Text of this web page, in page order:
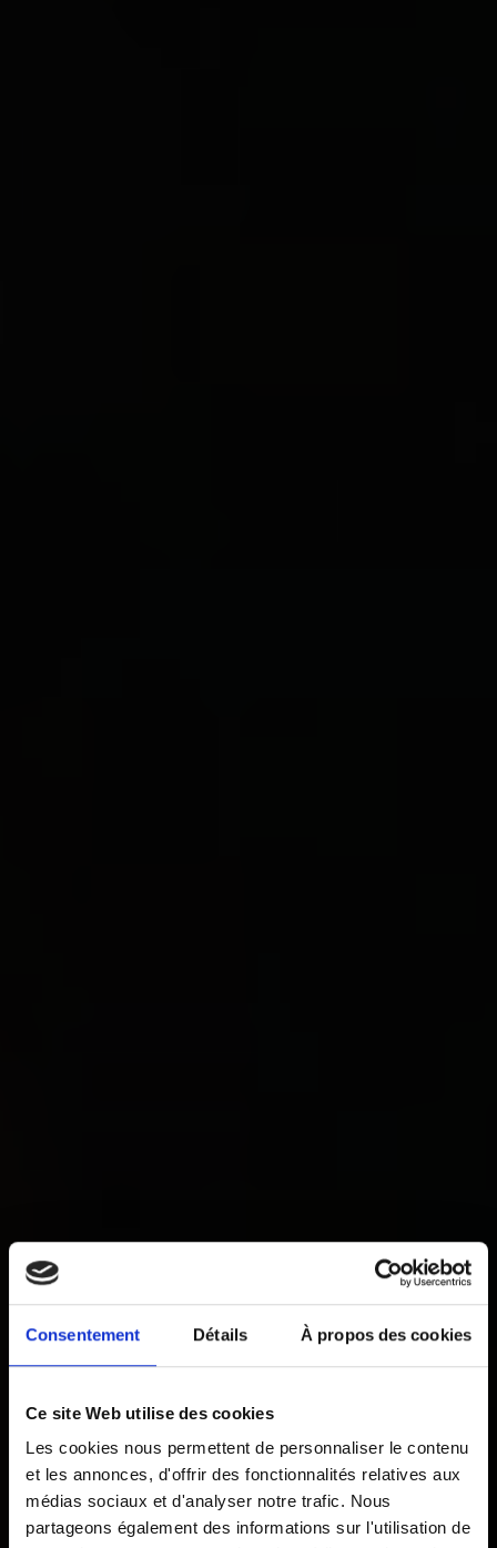
Consentement Détails À propos des cookies
Ce site Web utilise des cookies
Les cookies nous permettent de personnaliser le contenu
et les annonces, d'offrir des fonctionnalités relatives aux
médias sociaux et d'analyser notre trafic. Nous
partageons également des informations sur l'utilisation de